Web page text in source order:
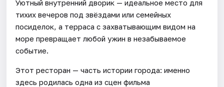
Уютный внутренний дворик — идеальное место для
тихих вечеров под звёздами или семейных
посиделок, а терраса с захватывающим видом на
море превращает любой ужин в незабываемое
событие.
Этот ресторан — часть истории города: именно
здесь родилась одна из сцен фильма